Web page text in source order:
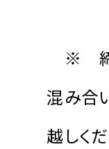
※ 締
混み合
越しく